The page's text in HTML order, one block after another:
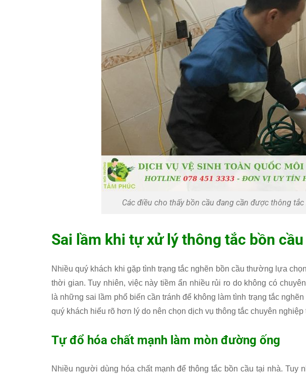
Các điều cho thấy bồn cầu đang cần được thông
Sai lầm khi tự xử lý thông tắc bồn
Nhiều quý khách khi gặp tình trạng tắc nghẽn bồn cầu thường lựa
thời gian. Tuy nhiên, việc này tiềm ẩn nhiều rủi ro do không có
là những sai lầm phổ biến cần tránh để không làm tình trạng tắc
quý khách hiểu rõ hơn lý do nên chọn dịch vụ thông tắc chuyên nghiệp
Tự đổ hóa chất mạnh làm mòn đường ống
Nhiều người dùng hóa chất mạnh để thông tắc bồn cầu tại nhà. Tuy